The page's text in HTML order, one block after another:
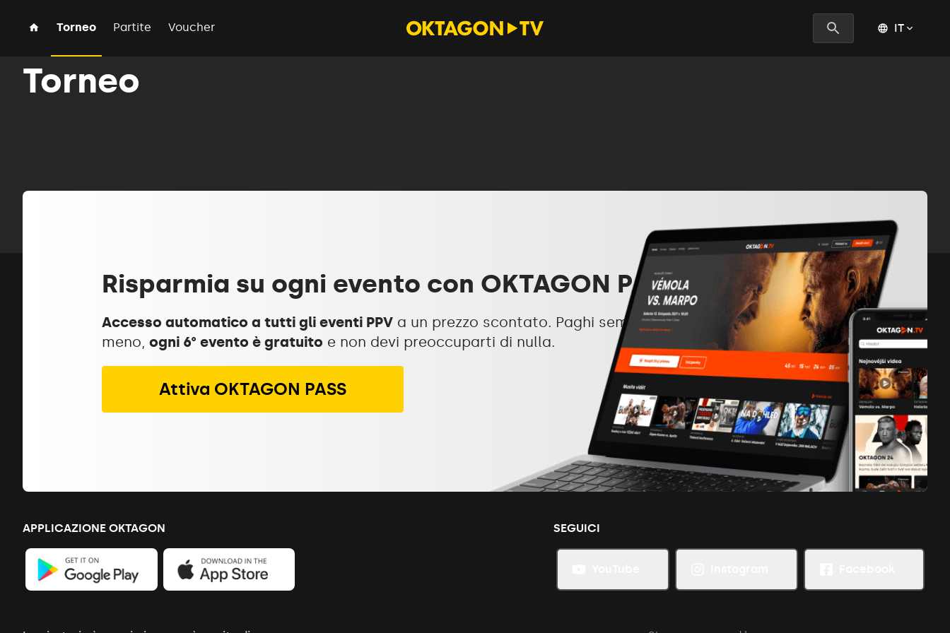
Torneo Partite Voucher IT
Torneo
Risparmia su ogni evento con OKTAGON PASS
Accesso automatico a tutti gli eventi PPV a un prezzo scontato. Paghi sempre
meno, ogni 6° evento è gratuito e non devi preoccuparti di nulla.
Attiva OKTAGON PASS
APPLICAZIONE OKTAGON SEGUICI